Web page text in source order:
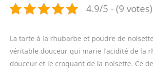
4.9/5 - (9 votes)
La tarte à la rhubarbe et poudre de
véritable douceur qui marie l’acidité de la
douceur et le croquant de la noisette. Ce